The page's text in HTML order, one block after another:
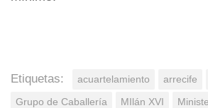
Etiquetas: acuartelamiento arrecife
Grupo de Caballería
MIlán XVI